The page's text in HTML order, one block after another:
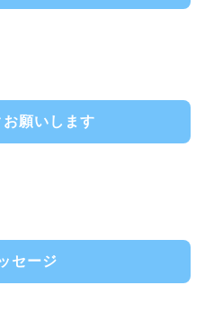
願いします
セージ